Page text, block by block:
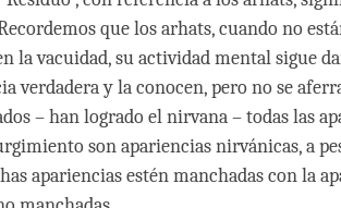
que los arhats, cuando no
la vacuidad, su actividad mental sigue
verdadera y la conocen, pero no se
– han logrado el nirvana – todas las
son apariencias nirvánicas, a
apariencias estén manchadas con la